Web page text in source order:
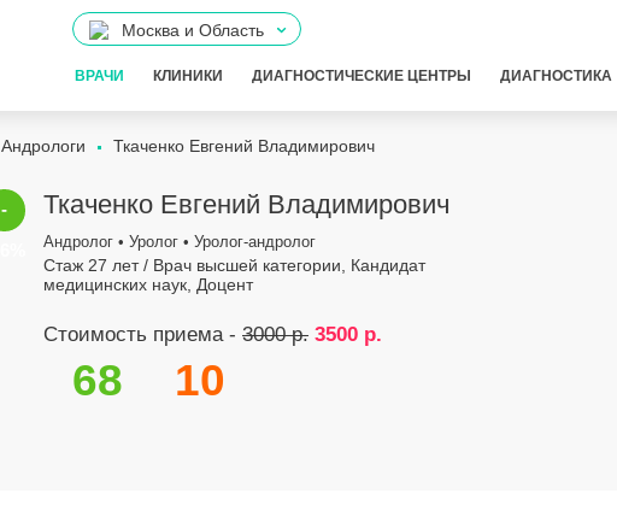
Москва и Область
ВРАЧИ КЛИНИКИ ДИАГНОСТИЧЕСКИЕ ЦЕНТРЫ ДИАГНОСТИКА
Андрологи Ткаченко Евгений Владимирович
-
Ткаченко Евгений Владимирович
Андролог • Уролог • Уролог-андролог
Стаж 27 лет / Врач высшей категории, Кандидат
медицинских наук, Доцент
Стоимость приема - 3000 р. 3500 р.
68 10